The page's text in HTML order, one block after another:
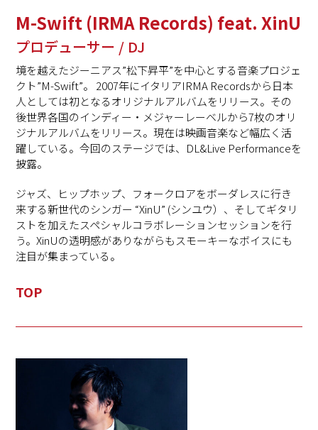
M-Swift (IRMA Records) feat. XinU
プロデューサー / DJ
境を越えたジーニアス”松下昇平”を中心とする音楽プロジェ
クト”M-Swift”。 2007年にイタリアIRMA Recordsから日本
人としては初となるオリジナルアルバムをリリース。その
後世界各国のインディー・メジャーレーベルから7枚のオリ
ジナルアルバムをリリース。現在は映画音楽など幅広く活
躍している。今回のステージでは、 DL&Live Performanceを
披露。
ジャズ、ヒップホップ、フォークロアをボーダレスに行き
来する新世代のシンガー “XinU” (シンユウ）、そしてギタリ
ストを加えたスペシャルコラボレーションセッションを行
う。XinUの透明感がありながらもスモーキーなボイスにも
注目が集まっている。
TOP